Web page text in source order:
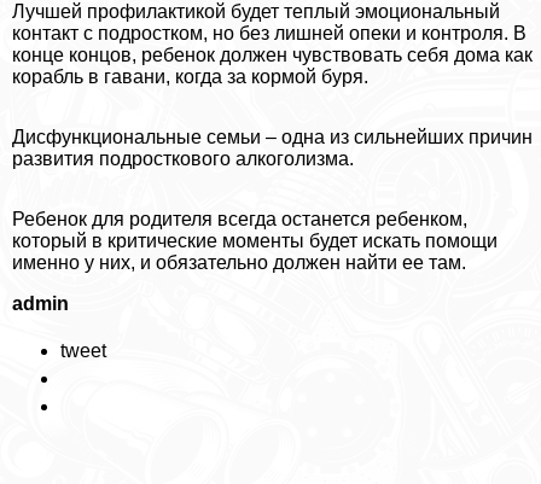
Лучшей профилактикой будет теплый эмоциональный
контакт с подростком, но без лишней опеки и контроля. В
конце концов, ребенок должен чувствовать себя дома как
корабль в гавани, когда за кормой буря.
Дисфункциональные семьи – одна из сильнейших причин
развития подросткового алкоголизма.
Ребенок для родителя всегда останется ребенком,
который в критические моменты будет искать помощи
именно у них, и обязательно должен найти ее там.
admin
tweet